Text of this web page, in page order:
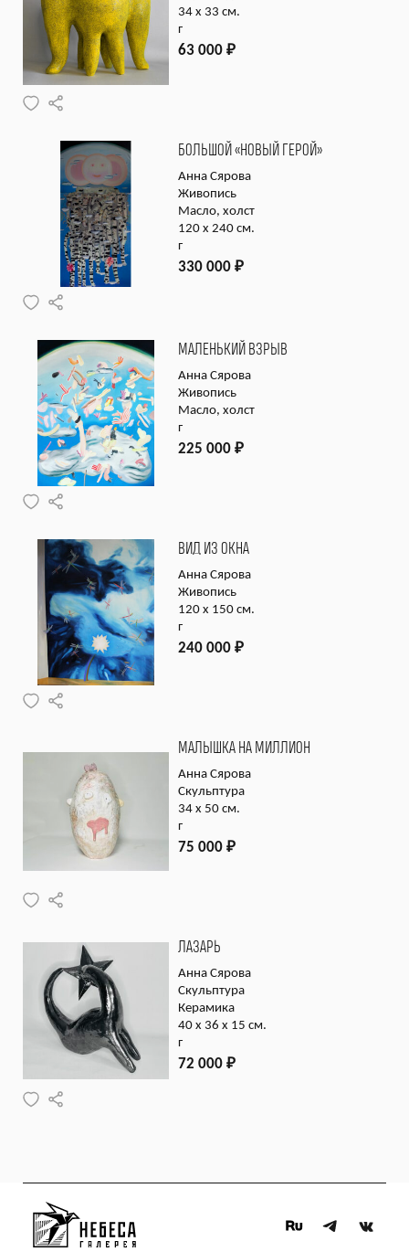
34 х 33 см.
г
63 000 ₽
БОЛЬШОЙ «НОВЫЙ ГЕРОЙ»
Анна Сярова
Живопись
Масло, холст
120 х 240 см.
г
330 000 ₽
МАЛЕНЬКИЙ ВЗРЫВ
Анна Сярова
Живопись
Масло, холст
г
225 000 ₽
ВИД ИЗ ОКНА
Анна Сярова
Живопись
120 х 150 см.
г
240 000 ₽
МАЛЫШКА НА МИЛЛИОН
Анна Сярова
Скульптура
34 х 50 см.
г
75 000 ₽
ЛАЗАРЬ
Анна Сярова
Скульптура
Керамика
40 х 36 х 15 см.
г
72 000 ₽